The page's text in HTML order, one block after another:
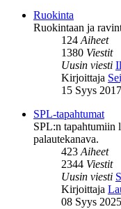
Ruokinta
Ruokintaan ja
124Aiheet
1380 Viestit
Uusin viesti
Kirjoittaja
15 Syys
SPL-tapahtumat
SPL:n tapahtumiin
palautekanava.
423Aiheet
2344 Viestit
Uusin viesti
Kirjoittaja
08 Syys